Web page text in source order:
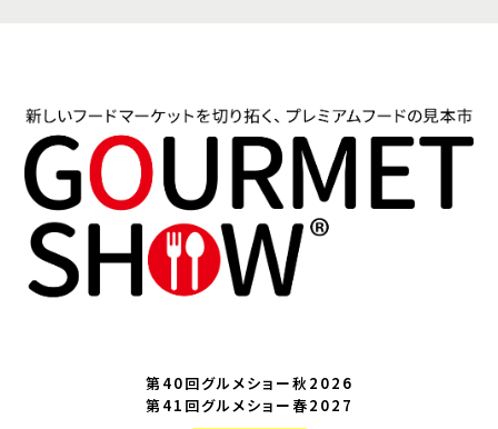
第40回グルメショー秋2026
第41回グルメショー春2027